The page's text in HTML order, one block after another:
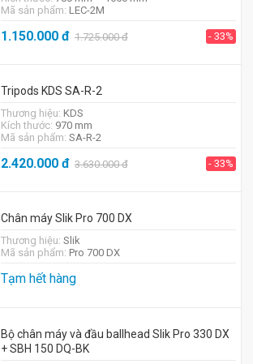
Mã sản phẩm: LEC-2M
1.150.000đ 1.725.000đ - 33%
Tripods KDS SA-R-2
Thương hiệu: KDS
Kích thước: 970 mm
Mã sản phẩm: SA-R-2
2.420.000đ 3.630.000đ - 33%
Chân máy Slik Pro 700 DX
Thương hiệu: Slik
Mã sản phẩm: Pro 700 DX
Tạm hết hàng
Bộ chân máy và đầu ballhead Slik Pro 330 DX
+ SBH 150 DQ-BK